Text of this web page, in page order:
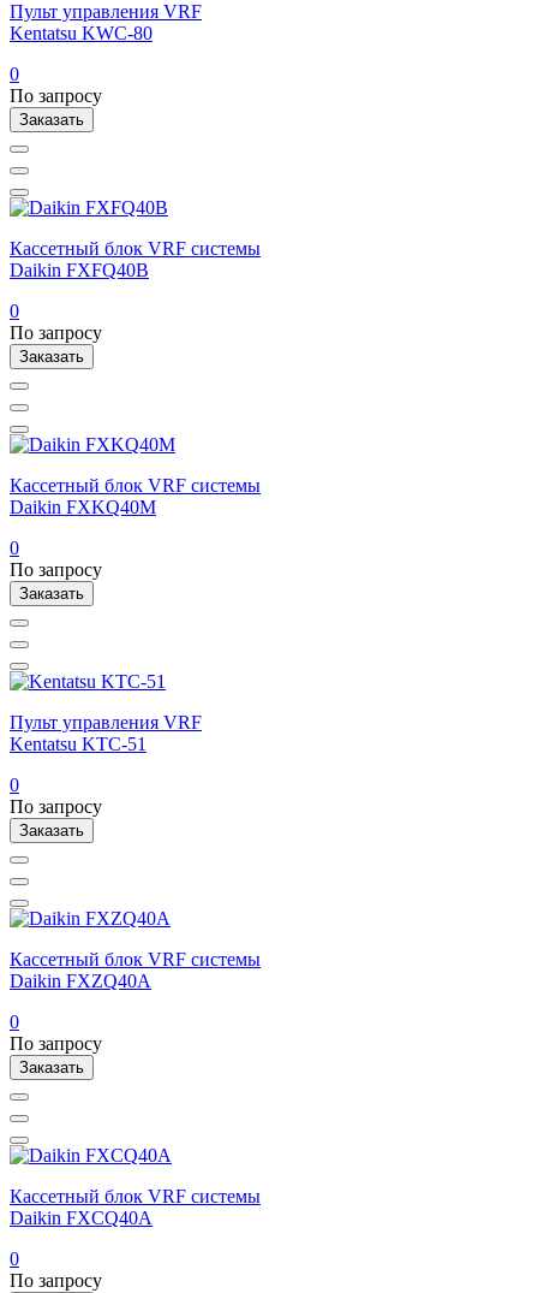
Пульт управления VRF
Kentatsu KWC-80
0
По запросу
Заказать
Кассетный блок VRF системы
Daikin FXFQ40B
0
По запросу
Заказать
Кассетный блок VRF системы
Daikin FXKQ40M
0
По запросу
Заказать
Пульт управления VRF
Kentatsu KTC-51
0
По запросу
Заказать
Кассетный блок VRF системы
Daikin FXZQ40A
0
По запросу
Заказать
Кассетный блок VRF системы
Daikin FXCQ40A
0
По запросу